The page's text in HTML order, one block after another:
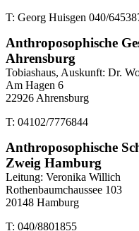
T: Georg Huisgen 040/
Anthroposophische
Ahrensburg
Tobiashaus, Auskunft: Dr.
Am Hagen 6
22926 Ahrensburg
T: 04102/7776844
Anthroposophische
Zweig Hamburg
Leitung: Veronika Willich
Rothenbaumchaussee 103
20148 Hamburg
T: 040/8801855